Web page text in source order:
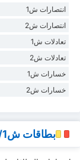
انتصارات ش1
انتصارات ش2
تعادلات ش1
تعادلات ش2
خسارات ش1
خسارات ش2
بطاقات ش1/ش2